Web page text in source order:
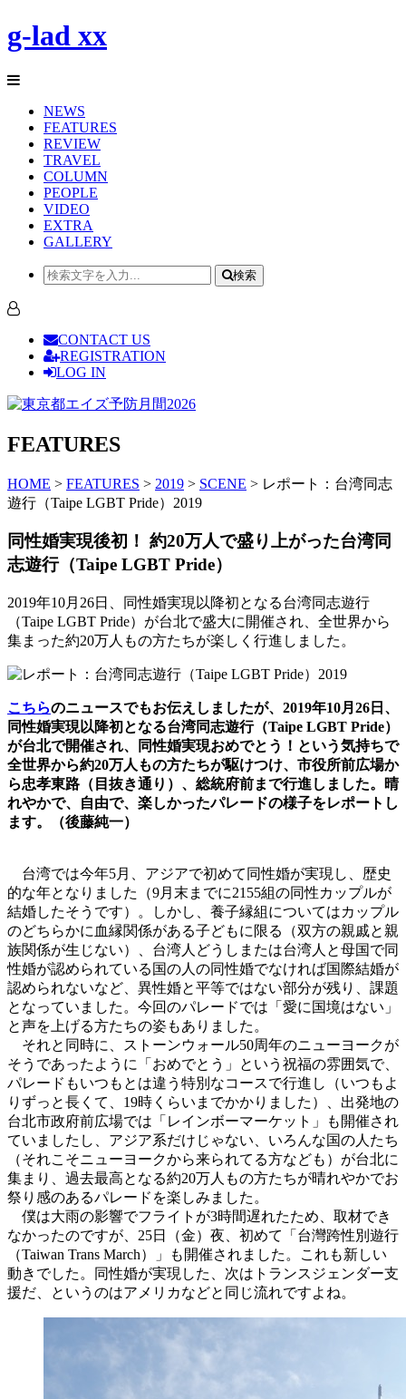
g-lad xx
NEWS
FEATURES
REVIEW
TRAVEL
COLUMN
PEOPLE
VIDEO
EXTRA
GALLERY
検索
CONTACT US
REGISTRATION
LOG IN
FEATURES
HOME > FEATURES > 2019 > SCENE > レポート：台湾同志
遊行（Taipe LGBT Pride）2019
同性婚実現後初！ 約20万人で盛り上がった台湾同
志遊行（Taipe LGBT Pride）
2019年10月26日、同性婚実現以降初となる台湾同志遊行
（Taipe LGBT Pride）が台北で盛大に開催され、全世界から
集まった約20万人もの方たちが楽しく行進しました。
こちらのニュースでもお伝えしましたが、2019年10月26日、
同性婚実現以降初となる台湾同志遊行（Taipe LGBT Pride）
が台北で開催され、 同性婚実現おめでとう！という気持ちで
全世界から約20万人もの方たちが駆けつけ、市役所前広場か
ら忠孝東路（目抜き通り）、総統府前まで行進しました。晴
れやかで、自由で、楽しかったパレードの様子をレポートし
ます。（後藤純一）
台湾では今年5月、アジアで初めて同性婚が実現し、歴史
的な年となりました（9月末までに2155組の同性カップルが
結婚したそうです）。しかし、養子縁組についてはカップル
のどちらかに血縁関係がある子どもに限る（双方の親戚と親
族関係が生じない）、台湾人どうしまたは台湾人と母国で同
性婚が認められている国の人の同性婚でなければ国際結婚が
認められないなど、異性婚と平等ではない部分が残り、課題
となっていました。今回のパレードでは「愛に国境はない」
と声を上げる方たちの姿もありました。
それと同時に、ストーンウォール50周年のニューヨークが
そうであったように「おめでとう」という祝福の雰囲気で、
パレードもいつもとは違う特別なコースで行進し（いつもよ
りずっと長くて、19時くらいまでかかりました）、出発地の
台北市政府前広場では「レインボーマーケット」も開催され
ていましたし、アジア系だけじゃない、いろんな国の人たち
（それこそニューヨークから来られてる方なども）が台北に
集まり、過去最高となる約20万人もの方たちが晴れやかでお
祭り感のあるパレードを楽しみました。
僕は大雨の影響でフライトが3時間遅れたため、取材でき
なかったのですが、25日（金）夜、初めて「台灣跨性別遊行
（Taiwan Trans March）」も開催されました。これも新しい
動きでした。同性婚が実現した、次はトランスジェンダー支
援だ、というのはアメリカなどと同じ流れですよね。